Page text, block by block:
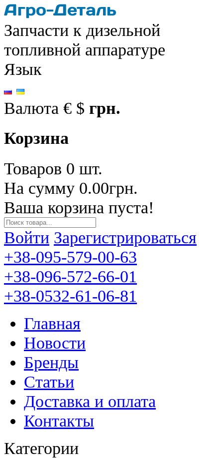
Запчасти к дизельной
топливной аппаратуре
Язык
Валюта € $ грн.
Корзина
Товаров 0 шт.
На сумму 0.00грн.
Ваша корзина пуста!
Войти Зарегистрироваться
+38-095-579-00-63
+38-096-572-66-01
+38-0532-61-06-81
Главная
Новости
Бренды
Статьи
Доставка и оплата
Контакты
Категории